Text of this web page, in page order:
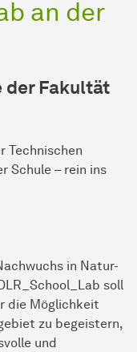
an der
der Fakultät
Technischen
Schule – rein ins
in Natur-
soll
die Möglichkeit
zu begeistern,
und